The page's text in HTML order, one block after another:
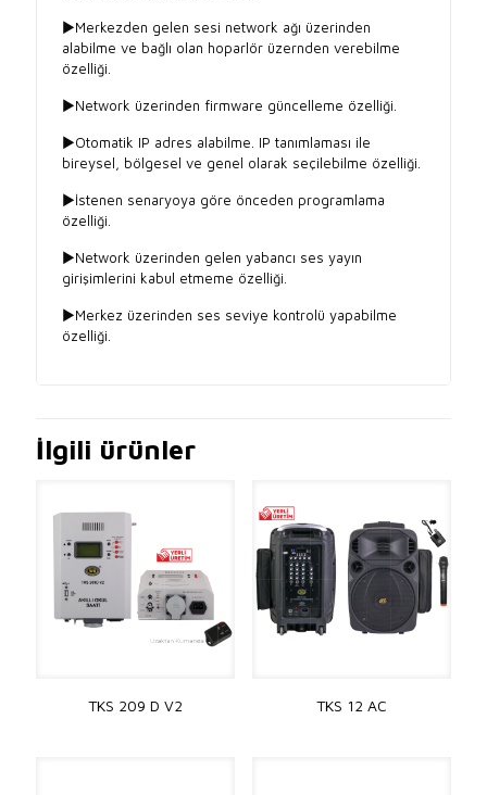
►Merkezden gelen sesi network ağı üzerinden
alabilme ve bağlı olan hoparlör üzernden verebilme
özelliği.
►Network üzerinden firmware güncelleme özelliği.
►Otomatik IP adres alabilme. IP tanımlaması ile
bireysel, bölgesel ve genel olarak seçilebilme özelliği.
►İstenen senaryoya göre önceden programlama
özelliği.
►Network üzerinden gelen yabancı ses yayın
girişimlerini kabul etmeme özelliği.
►Merkez üzerinden ses seviye kontrolü yapabilme
özelliği.
İlgili ürünler
TKS 209 D V2 TKS 12 AC